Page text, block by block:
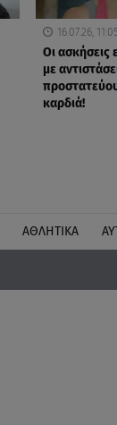
16.07.26, 11:05
Οι
με
καρδιά!
ΑΘΛΗΤΙΚΑ